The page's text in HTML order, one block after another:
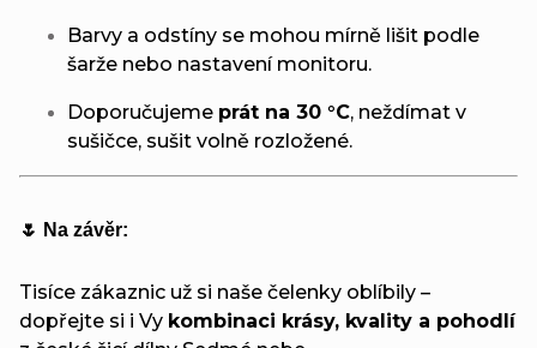
Barvy a odstíny se mohou mírně lišit podle
šarže nebo nastavení monitoru.
Doporučujeme prát na 30 °C, neždímat v
sušičce, sušit volně rozložené.
🌷 Na závěr:
Tisíce zákaznic už si naše čelenky oblíbily –
dopřejte si i Vy kombinaci krásy, kvality a pohodlí